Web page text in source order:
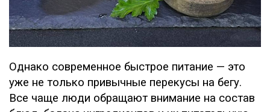
Однако современное быстрое питание — это
уже не только привычные перекусы на бегу.
Все чаще люди обращают внимание на состав